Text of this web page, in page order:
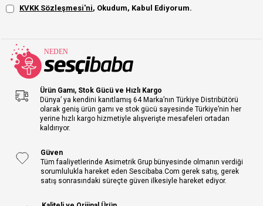
KVKK Sözleşmesi'ni, Okudum, Kabul Ediyorum.
Ürün Gamı, Stok Gücü ve Hızlı Kargo
Dünya’ ya kendini kanıtlamış 64 Marka’nın Türkiye Distribütörü
olarak geniş ürün gamı ve stok gücü sayesinde Türkiye’nin her
yerine hızlı kargo hizmetiyle alışverişte mesafeleri ortadan
kaldırıyor.
Güven
Tüm faaliyetlerinde Asimetrik Grup bünyesinde olmanın verdiği
sorumlulukla hareket eden Sescibaba.Com gerek satış, gerek
satış sonrasındaki süreçte güven ilkesiyle hareket ediyor.